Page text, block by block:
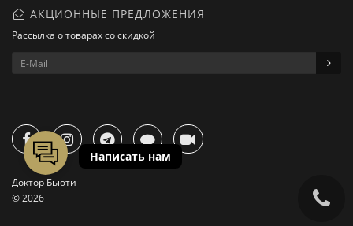
АКЦИОННЫЕ ПРЕДЛОЖЕНИЯ
Рассылка о товарах со скидкой
Доктор Бьюти
© 2026